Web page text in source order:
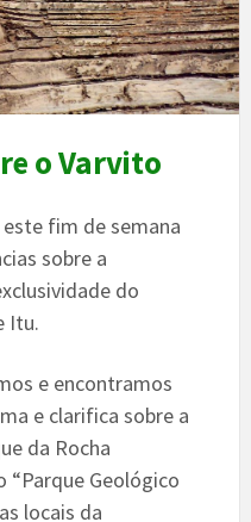
o Varvito
fim de semana
sobre a
do
Itu.
e encontramos
e clarifica sobre a
da Rocha
“Parque Geológico
locais da